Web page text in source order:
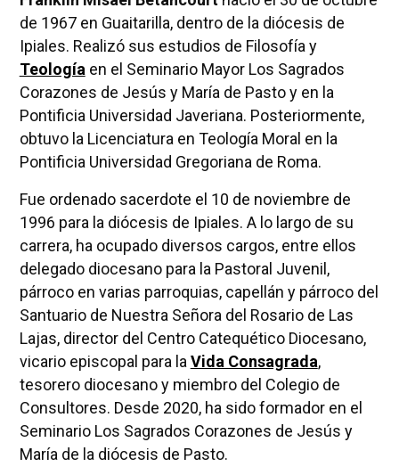
de 1967 en Guaitarilla, dentro de la diócesis de
Ipiales. Realizó sus estudios de Filosofía y
Teología en el Seminario Mayor Los Sagrados
Corazones de Jesús y María de Pasto y en la
Pontificia Universidad Javeriana. Posteriormente,
obtuvo la Licenciatura en Teología Moral en la
Pontificia Universidad Gregoriana de Roma.
Fue ordenado sacerdote el 10 de noviembre de
1996 para la diócesis de Ipiales. A lo largo de su
carrera, ha ocupado diversos cargos, entre ellos
delegado diocesano para la Pastoral Juvenil,
párroco en varias parroquias, capellán y párroco del
Santuario de Nuestra Señora del Rosario de Las
Lajas, director del Centro Catequético Diocesano,
vicario episcopal para la Vida Consagrada,
tesorero diocesano y miembro del Colegio de
Consultores. Desde 2020, ha sido formador en el
Seminario Los Sagrados Corazones de Jesús y
María de la diócesis de Pasto.